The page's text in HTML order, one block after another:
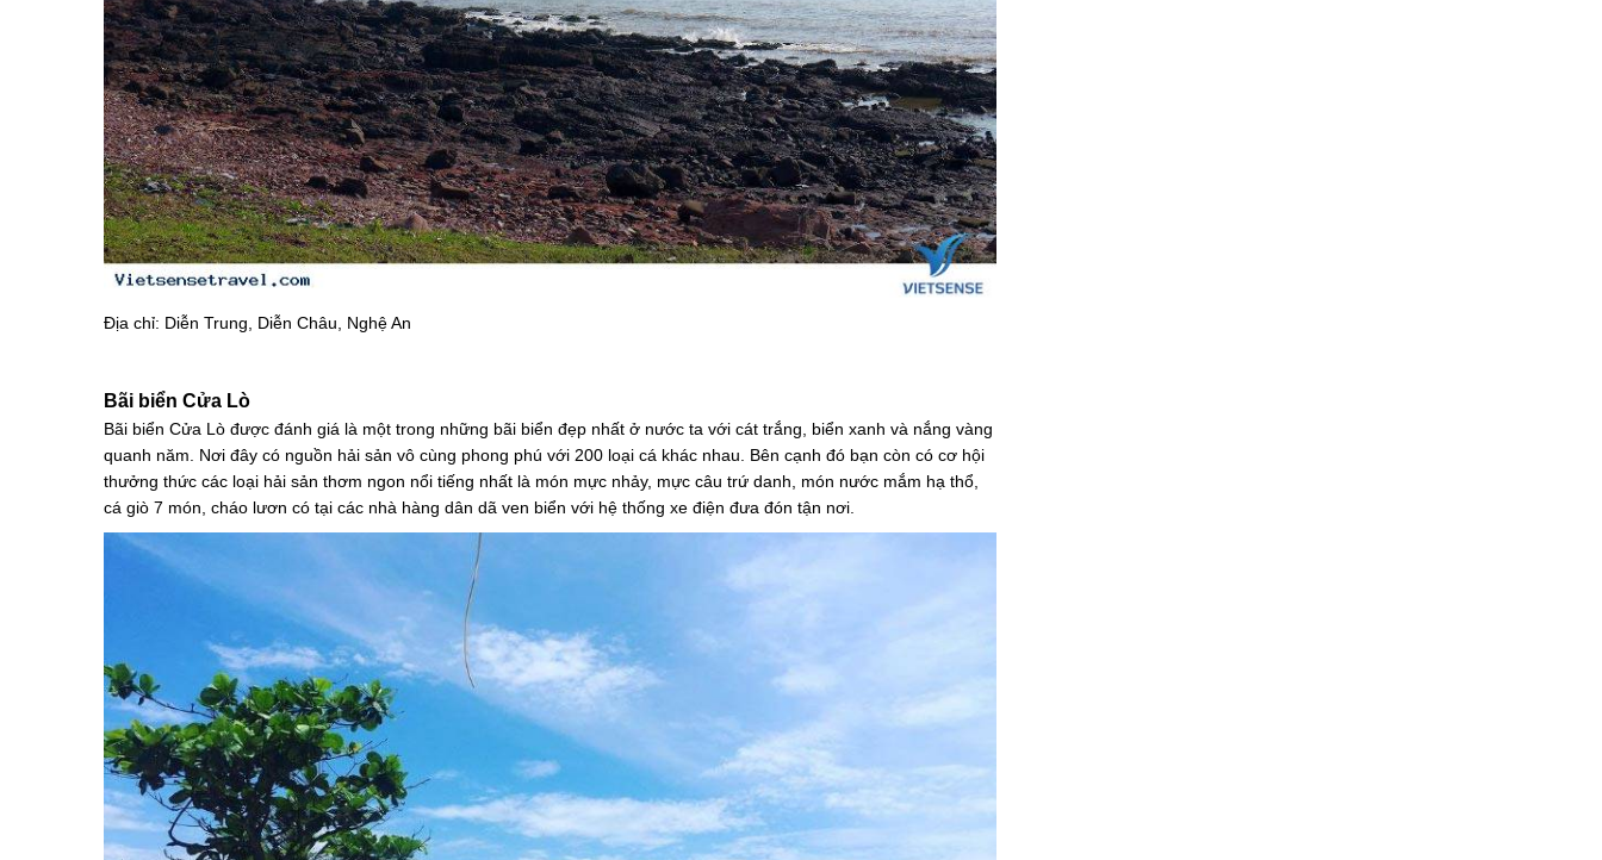
Địa chỉ: Diễn Trung, Diễn Châu, Nghệ An
Bãi biển Cửa Lò
Bãi biển Cửa Lò được đánh giá là một trong những bãi biển đẹp nhất ở nước ta với cát trắng, biển xanh và nắng vàng
quanh năm. Nơi đây có nguồn hải sản vô cùng phong phú với 200 loại cá khác nhau. Bên cạnh đó bạn còn có cơ hội
thưởng thức các loại hải sản thơm ngon nổi tiếng nhất là món mực nhảy, mực câu trứ danh, món nước mắm hạ thổ,
cá giò 7 món, cháo lươn có tại các nhà hàng dân dã ven biển với hệ thống xe điện đưa đón tận nơi.